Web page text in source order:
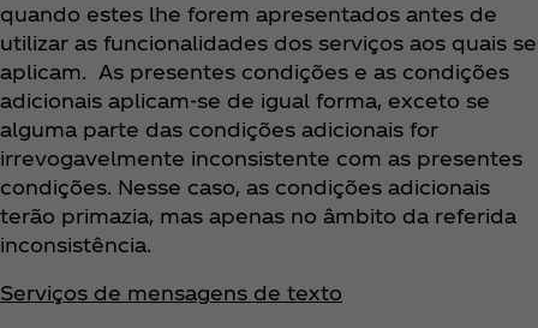
quando estes lhe forem apresentados antes de
utilizar as funcionalidades dos serviços aos quais se
aplicam. As presentes condições e as condições
adicionais aplicam-se de igual forma, exceto se
alguma parte das condições adicionais for
irrevogavelmente inconsistente com as presentes
condições. Nesse caso, as condições adicionais
terão primazia, mas apenas no âmbito da referida
inconsistência.
Serviços de mensagens de texto